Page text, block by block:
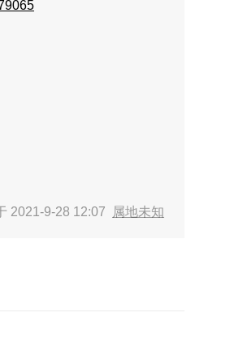
2021-9-28 12:07 属地未知